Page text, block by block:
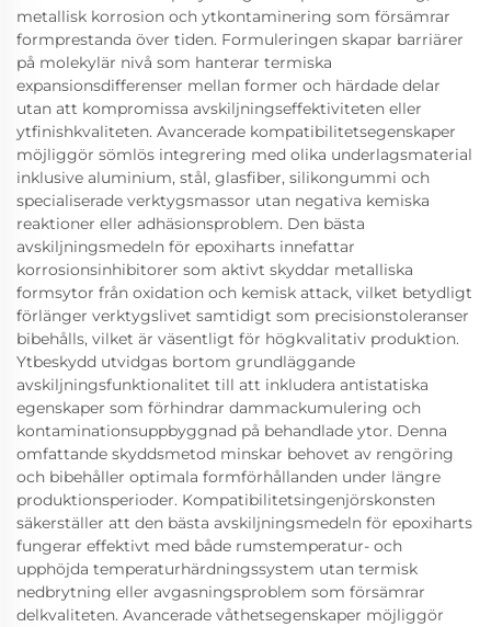
metallisk korrosion och ytkontaminering som försämrar
formprestanda över tiden. Formuleringen skapar barriärer
på molekylär nivå som hanterar termiska
expansionsdifferenser mellan former och härdade delar
utan att kompromissa avskiljningseffektiviteten eller
ytfinishkvaliteten. Avancerade kompatibilitetsegenskaper
möjliggör sömlös integrering med olika underlagsmaterial
inklusive aluminium, stål, glasfiber, silikongummi och
specialiserade verktygsmassor utan negativa kemiska
reaktioner eller adhäsionsproblem. Den bästa
avskiljningsmedeln för epoxiharts innefattar
korrosionsinhibitorer som aktivt skyddar metalliska
formsytor från oxidation och kemisk attack, vilket betydligt
förlänger verktygslivet samtidigt som precisionstoleranser
bibehålls, vilket är väsentligt för högkvalitativ produktion.
Ytbeskydd utvidgas bortom grundläggande
avskiljningsfunktionalitet till att inkludera antistatiska
egenskaper som förhindrar dammackumulering och
kontaminationsuppbyggnad på behandlade ytor. Denna
omfattande skyddsmetod minskar behovet av rengöring
och bibehåller optimala formförhållanden under längre
produktionsperioder. Kompatibilitetsingenjörskonsten
säkerställer att den bästa avskiljningsmedeln för epoxiharts
fungerar effektivt med både rumstemperatur- och
upphöjda temperaturhärdningssystem utan termisk
nedbrytning eller avgasningsproblem som försämrar
delkvaliteten. Avancerade våthetsegenskaper möjliggör